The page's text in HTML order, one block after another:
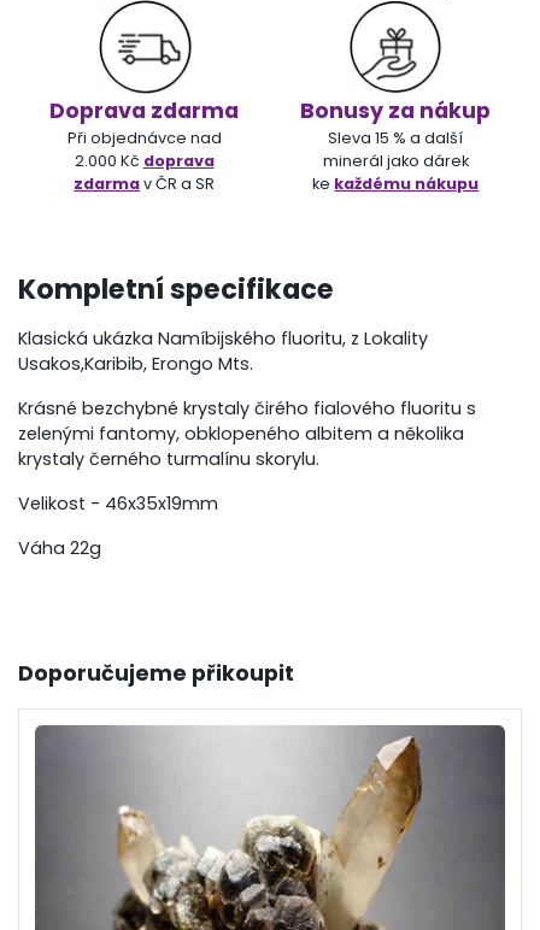
Doprava zdarma
Při objednávce nad
2.000 Kč doprava
zdarmav ČR a SR
Bonusy za nákup
Sleva 15 % a další
minerál jako dárek
ke každému nákupu
Kompletní specifikace
Klasická ukázka Namíbijského fluoritu, z Lokality
Usakos,Karibib, Erongo Mts.
Krásné bezchybné krystaly čirého fialového fluoritu s
zelenými fantomy, obklopeného albitem a několika
krystaly černého turmalínu skorylu.
Velikost - 46x35x19mm
Váha 22g
Doporučujeme přikoupit